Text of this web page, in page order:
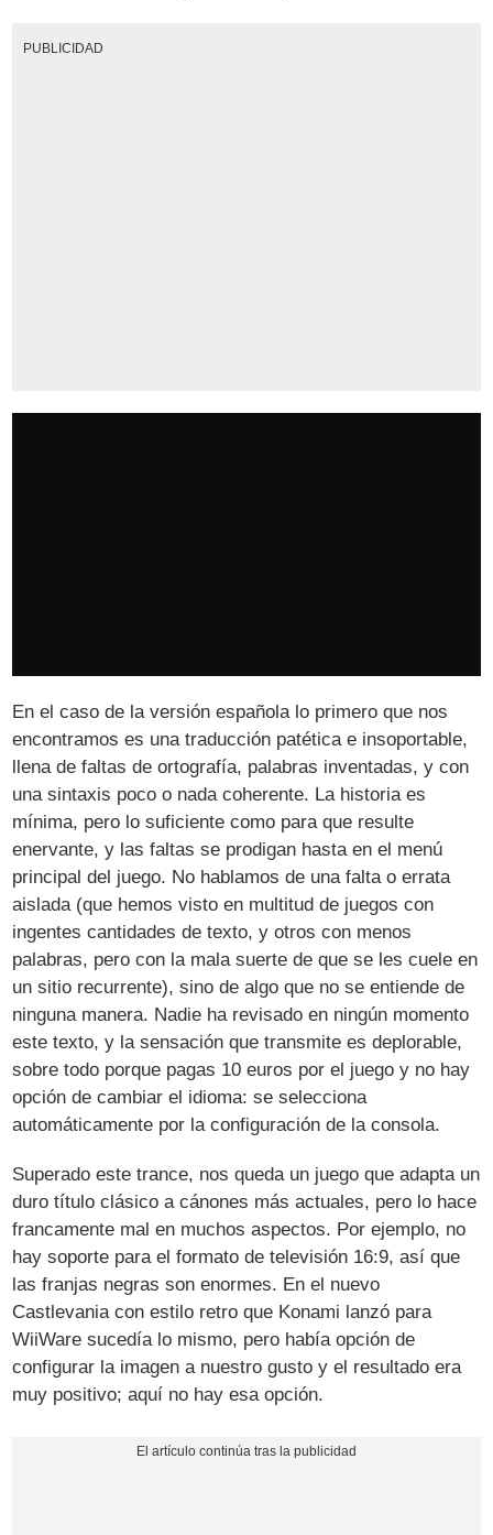
PUBLICIDAD
En el caso de la versión española lo primero que nos
encontramos es una traducción patética e insoportable,
llena de faltas de ortografía, palabras inventadas, y con
una sintaxis poco o nada coherente. La historia es
mínima, pero lo suficiente como para que resulte
enervante, y las faltas se prodigan hasta en el menú
principal del juego. No hablamos de una falta o errata
aislada (que hemos visto en multitud de juegos con
ingentes cantidades de texto, y otros con menos
palabras, pero con la mala suerte de que se les cuele en
un sitio recurrente), sino de algo que no se entiende de
ninguna manera. Nadie ha revisado en ningún momento
este texto, y la sensación que transmite es deplorable,
sobre todo porque pagas 10 euros por el juego y no hay
opción de cambiar el idioma: se selecciona
automáticamente por la configuración de la consola.
Superado este trance, nos queda un juego que adapta un
duro título clásico a cánones más actuales, pero lo hace
francamente mal en muchos aspectos. Por ejemplo, no
hay soporte para el formato de televisión 16:9, así que
las franjas negras son enormes. En el nuevo
Castlevania con estilo retro que Konami lanzó para
WiiWare sucedía lo mismo, pero había opción de
configurar la imagen a nuestro gusto y el resultado era
muy positivo; aquí no hay esa opción.